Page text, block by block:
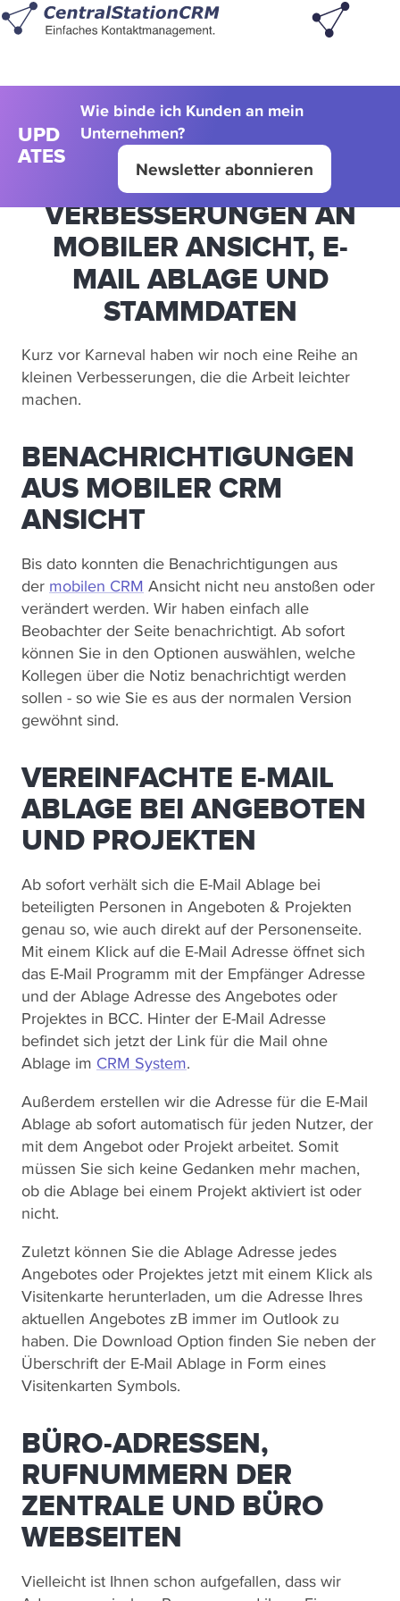
UPD
ATES
Wie binde ich Kunden an mein
Unternehmen?
Newsletter abonnieren
VERBESSERUNGEN AN
MOBILER ANSICHT, E-
MAIL ABLAGE UND
STAMMDATEN
Kurz vor Karneval haben wir noch eine Reihe an
kleinen Verbesserungen, die die Arbeit leichter
machen.
BENACHRICHTIGUNGEN
AUS MOBILER CRM
ANSICHT
Bis dato konnten die Benachrichtigungen aus
der mobilen CRM Ansicht nicht neu anstoßen oder
verändert werden. Wir haben einfach alle
Beobachter der Seite benachrichtigt. Ab sofort
können Sie in den Optionen auswählen, welche
Kollegen über die Notiz benachrichtigt werden
sollen - so wie Sie es aus der normalen Version
gewöhnt sind.
VEREINFACHTE E-MAIL
ABLAGE BEI ANGEBOTEN
UND PROJEKTEN
Ab sofort verhält sich die E-Mail Ablage bei
beteiligten Personen in Angeboten & Projekten
genau so, wie auch direkt auf der Personenseite.
Mit einem Klick auf die E-Mail Adresse öffnet sich
das E-Mail Programm mit der Empfänger Adresse
und der Ablage Adresse des Angebotes oder
Projektes in BCC. Hinter der E-Mail Adresse
befindet sich jetzt der Link für die Mail ohne
Ablage im CRM System.
Außerdem erstellen wir die Adresse für die E-Mail
Ablage ab sofort automatisch für jeden Nutzer, der
mit dem Angebot oder Projekt arbeitet. Somit
müssen Sie sich keine Gedanken mehr machen,
ob die Ablage bei einem Projekt aktiviert ist oder
nicht.
Zuletzt können Sie die Ablage Adresse jedes
Angebotes oder Projektes jetzt mit einem Klick als
Visitenkarte herunterladen, um die Adresse Ihres
aktuellen Angebotes zB immer im Outlook zu
haben. Die Download Option finden Sie neben der
Überschrift der E-Mail Ablage in Form eines
Visitenkarten Symbols.
BÜRO-ADRESSEN,
RUFNUMMERN DER
ZENTRALE UND BÜRO
WEBSEITEN
Vielleicht ist Ihnen schon aufgefallen, dass wir